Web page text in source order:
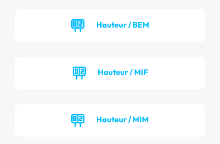
Hauteur / BEM
Hauteur / MIF
Hauteur / MIM